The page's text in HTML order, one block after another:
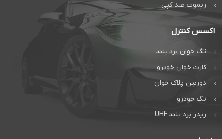
ریموت ضد کپی
اکسس کنترل
تگ خوان برد بلند
کارت خوان خودرو
دوربین پلاک خوان
تگ خودرو
ریدر برد بلند UHF